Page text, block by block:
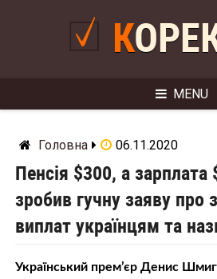
MENU
Головна 06.11.2020
Пенсія $300, а
зробив гучну заяву про
виплат українцям та
Український прем’єр Денис